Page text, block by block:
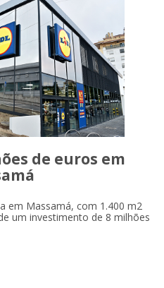
de euros em
em Massamá, com 1.400 m2
um investimento de 8 milhões